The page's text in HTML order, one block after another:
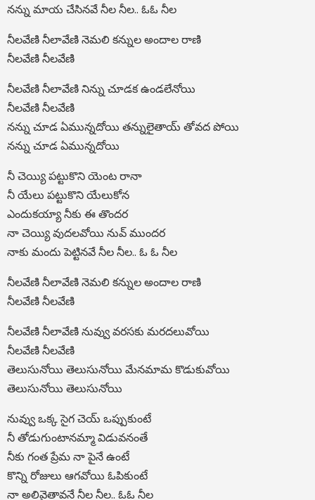
నన్ను మాయ చేసినవే నీల నీల.. ఓఓ నీల
నీలవేణి నీలావేణి నెమలి కన్నుల అందాల రాణి
నీలవేణి నీలవేణి
నీలవేణి నీలావేణి నిన్ను చూడక ఉండలేనోయి
నీలవేణి నీలవేణి
నన్ను చూడ ఏమున్నదోయి తన్నులైతాయ్ తోవద పోయి
నన్ను చూడ ఏమున్నదోయి
నీ చెయ్యి పట్టుకొని యెంట రానా
నీ యేలు పట్టుకొని యేలుకోన
ఎందుకయ్యా నీకు ఈ తొందర
నా చెయ్యి వుదలవోయి నువ్ ముందర
నాకు మందు పెట్టినవే నీల నీల.. ఓ ఓ నీల
నీలవేణి నీలావేణి నెమలి కన్నుల అందాల రాణి
నీలవేణి నీలవేణి
నీలవేణి నీలావేణి నువ్వు వరసకు మరదలువోయి
నీలవేణి నీలవేణి
తెలుసునోయి తెలుసునోయి మేనమామ కొడుకువోయి
తెలుసునోయి తెలుసునోయి
నువ్వు ఒక్క సైగ చెయ్ ఒప్పుకుంటే
నీ తోడుగుంటానమ్మా విడువనంతే
నీకు గంత ప్రేమ నా పైనే ఉంటే
కొన్ని రోజులు ఆగవోయి ఓపికుంటే
నా అలివైతావనే నీల నీల.. ఓఓ నీల